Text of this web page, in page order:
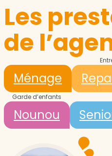
Les
de
Ménage
Garde d’enfants
Nounou